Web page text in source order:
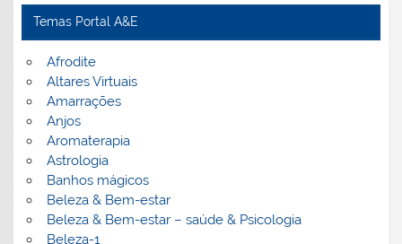
Temas Portal A&E
Afrodite
Altares Virtuais
Amarrações
Anjos
Aromaterapia
Astrologia
Banhos mágicos
Beleza & Bem-estar
Beleza & Bem-estar – saúde & Psicologia
Beleza-1